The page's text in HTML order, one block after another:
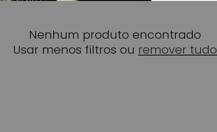
Nenhum produto encontrado
Usar menos filtros ou remover tudo